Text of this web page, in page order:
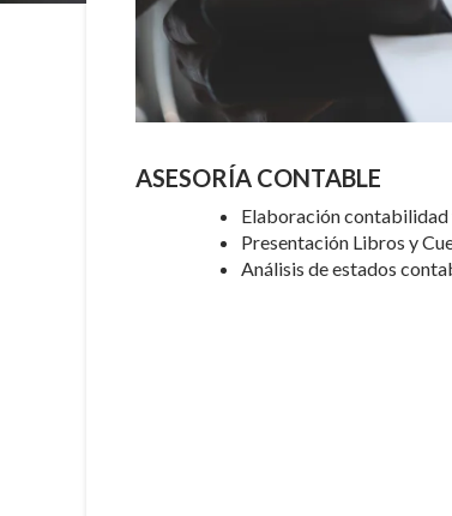
ASESORÍA CONTABLE
Elaboración contabilidad
Presentación Libros y
Análisis de estados